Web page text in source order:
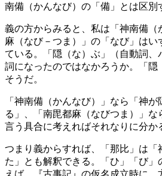
南備（かんなび）の「備」とは区別
義の方からみると、私は「神南備（
麻（なび－つま）」の「なび」はい
ている。「隠（な）ぶ」（自動詞、
詞になったのではなかろうか。「隠
そうだ。
「神南備（かんなび）」なら「神
る」、「南毘都麻（なびつま）」な
言う具合に考えればそれなりに分か
つまり義からすれば、「那比」は「
た」とも解釈できる。「ひ」「び
えば、『古事記』の仮名成立時に